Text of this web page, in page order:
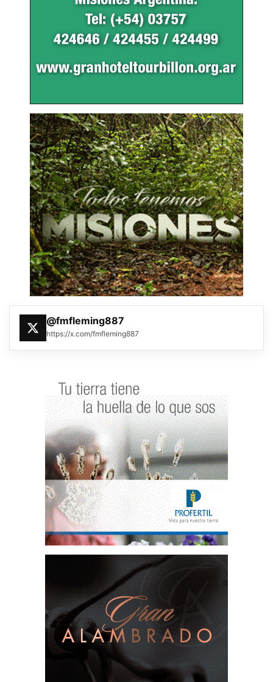
@fmfleming887
https://x.com/fmfleming887